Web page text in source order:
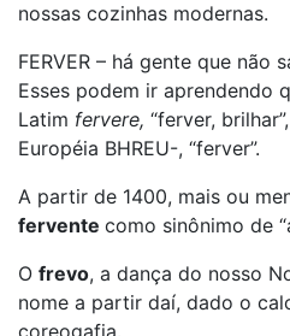
nossas cozinhas modernas.
FERVER – há gente que não
Esses podem ir aprendendo
Latim fervere, “ferver,
Européia BHREU-, “ferver”.
A partir de 1400, mais ou
fervente como sinônimo de
O frevo, a dança do nosso
nome a partir daí, dado o
coreogafia.